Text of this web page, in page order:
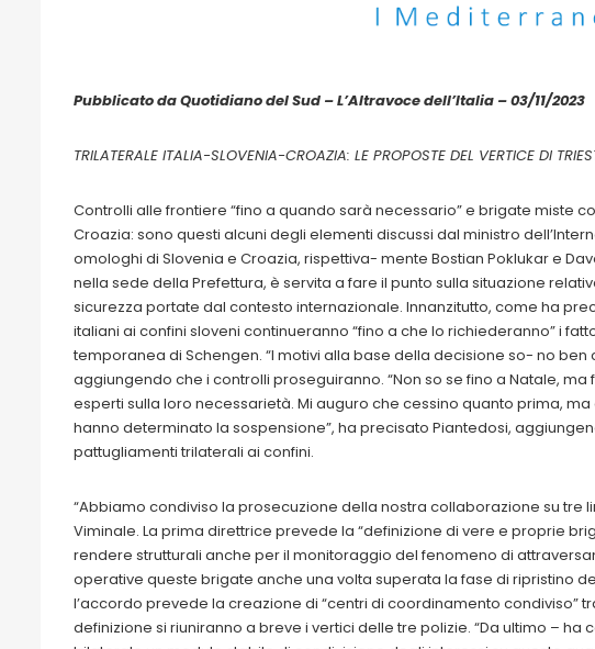
Pubblicato da Quotidiano del Sud – L’Altravoce dell’Italia – 03/11/2023
TRILATERALE ITALIA-SLOVENIA-CROAZIA: LE PROPOSTE DEL VERTICE DI
Controlli alle frontiere “fino a quando sarà necessario” e brigate miste
Croazia: sono questi alcuni degli elementi discussi dal ministro
omologhi di Slovenia e Croazia, rispettiva- mente Bostian Poklukar e
nella sede della Prefettura, è servita a fare il punto sulla situazione
sicurezza portate dal contesto internazionale. Innanzitutto, come ha
italiani ai confini sloveni continueranno “fino a che lo richiederanno” i
temporanea di Schengen. “I motivi alla base della decisione so- no ben
aggiungendo che i controlli proseguiranno. “Non so se fino a Natale,
esperti sulla loro necessarietà. Mi auguro che cessino quanto prima,
hanno determinato la sospensione”, ha precisato Piantedosi,
pattugliamenti trilaterali ai confini.
“Abbiamo condiviso la prosecuzione della nostra collaborazione su tre
Viminale. La prima direttrice prevede la “definizione di vere e proprie
rendere strutturali anche per il monitoraggio del fenomeno di
operative queste brigate anche una volta superata la fase di ripristino
l’accordo prevede la creazione di “centri di coordinamento condiviso”
definizione si riuniranno a breve i vertici delle tre polizie. “Da ultimo –